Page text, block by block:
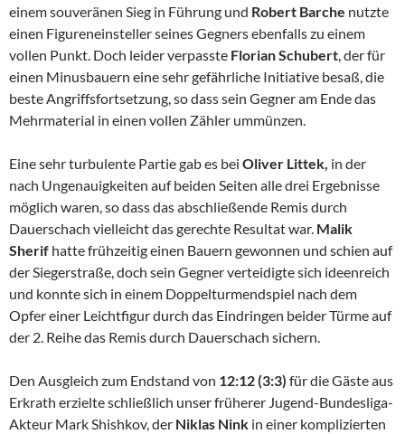
einem souveränen Sieg in Führung und Robert Barche nutzte
einen Figureneinsteller seines Gegners ebenfalls zu einem
vollen Punkt. Doch leider verpasste Florian Schubert, der für
einen Minusbauern eine sehr gefährliche Initiative besaß, die
beste Angriffsfortsetzung, so dass sein Gegner am Ende das
Mehrmaterial in einen vollen Zähler ummünzen.
Eine sehr turbulente Partie gab es bei Oliver Littek, in der
nach Ungenauigkeiten auf beiden Seiten alle drei Ergebnisse
möglich waren, so dass das abschließende Remis durch
Dauerschach vielleicht das gerechte Resultat war. Malik
Sherif hatte frühzeitig einen Bauern gewonnen und schien auf
der Siegerstraße, doch sein Gegner verteidigte sich ideenreich
und konnte sich in einem Doppelturmendspiel nach dem
Opfer einer Leichtfigur durch das Eindringen beider Türme auf
der 2. Reihe das Remis durch Dauerschach sichern.
Den Ausgleich zum Endstand von 12:12 (3:3) für die Gäste aus
Erkrath erzielte schließlich unser früherer Jugend-Bundesliga-
Akteur Mark Shishkov, der Niklas Nink in einer komplizierten